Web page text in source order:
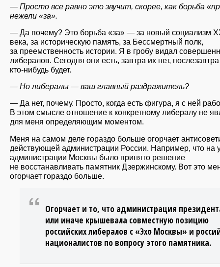
— Просто все равно это звучит, скорее, как борьба
нежели «за».
— Да почему? Это борьба «за» — за новый социализм
века, за историческую память, за Бессмертный полк,
за преемственность истории. Я в гробу видал
либералов. Сегодня они есть, завтра их нет,
кто-нибудь будет.
— Но либералы — ваш главный раздражитель?
— Да нет, почему. Просто, когда есть фигура, я с ней
В этом смысле отношение к конкретному либералу не
для меня определяющим моментом.
Меня на самом деле гораздо больше огорчает
действующей администрации России. Например, что на
администрации Москвы было принято решение
не восстанавливать памятник Дзержинскому. Вот это
огорчает гораздо больше.
Огорчает и то, что администрация
или иначе крышевала совместную позицию
российских либералов с «Эхо Москвы» и
националистов по вопросу этого памятника.